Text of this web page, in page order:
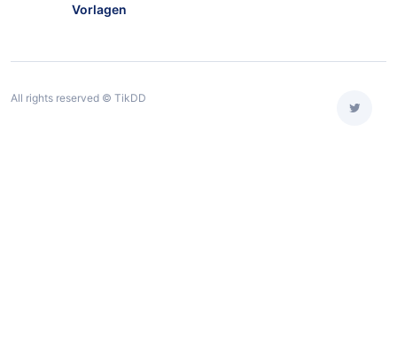
Vorlagen
All rights reserved © TikDD